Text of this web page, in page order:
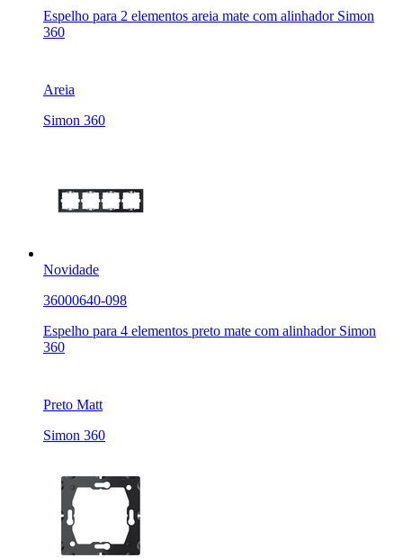
Espelho para 2 elementos areia mate com alinhador Simon
360
Areia
Simon 360
Novidade
36000640-098
Espelho para 4 elementos preto mate com alinhador Simon
360
Preto Matt
Simon 360